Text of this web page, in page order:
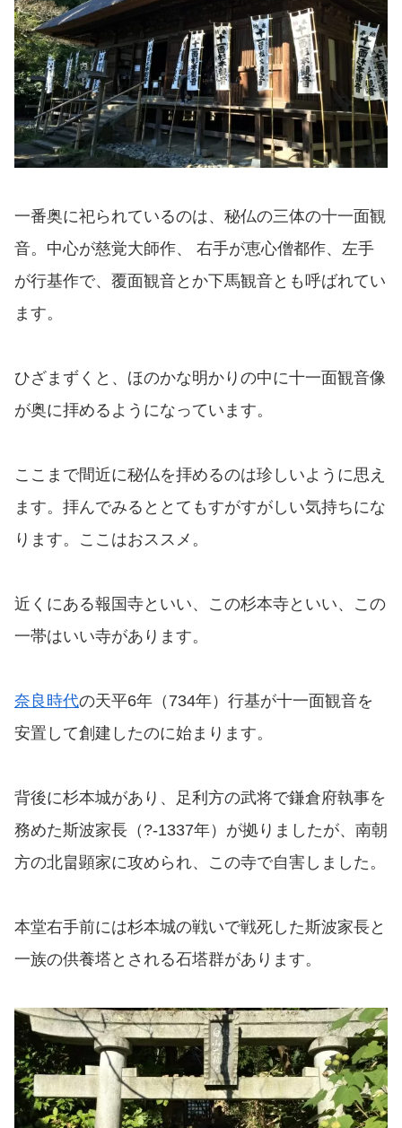
一番奥に祀られているのは、秘仏の三体の十一面観
音。中心が慈覚大師作、 右手が恵心僧都作、左手
が行基作で、覆面観音とか下馬観音とも呼ばれてい
ます。
ひざまずくと、ほのかな明かりの中に十一面観音像
が奥に拝めるようになっています。
ここまで間近に秘仏を拝めるのは珍しいように思え
ます。拝んでみるととてもすがすがしい気持ちにな
ります。ここはおススメ。
近くにある報国寺といい、この杉本寺といい、この
一帯はいい寺があります。
奈良時代の天平6年（734年）行基が十一面観音を
安置して創建したのに始まります。
背後に杉本城があり、足利方の武将で鎌倉府執事を
務めた斯波家長（?-1337年）が拠りましたが、南朝
方の北畠顕家に攻められ、この寺で自害しました。
本堂右手前には杉本城の戦いで戦死した斯波家長と
一族の供養塔とされる石塔群があります。